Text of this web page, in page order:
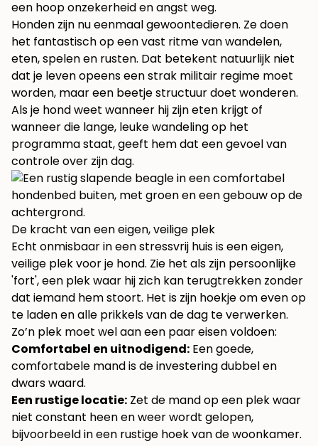
een hoop onzekerheid en angst weg.
Honden zijn nu eenmaal gewoontedieren. Ze doen
het fantastisch op een vast ritme van wandelen,
eten, spelen en rusten. Dat betekent natuurlijk niet
dat je leven opeens een strak militair regime moet
worden, maar een beetje structuur doet wonderen.
Als je hond weet wanneer hij zijn eten krijgt of
wanneer die lange, leuke wandeling op het
programma staat, geeft hem dat een gevoel van
controle over zijn dag.
De kracht van een eigen, veilige plek
Echt onmisbaar in een stressvrij huis is een eigen,
veilige plek voor je hond. Zie het als zijn persoonlijke
'fort', een plek waar hij zich kan terugtrekken zonder
dat iemand hem stoort. Het is zijn hoekje om even op
te laden en alle prikkels van de dag te verwerken.
Zo’n plek moet wel aan een paar eisen voldoen:
Comfortabel en uitnodigend: Een goede,
comfortabele mand is de investering dubbel en
dwars waard.
Een rustige locatie: Zet de mand op een plek waar
niet constant heen en weer wordt gelopen,
bijvoorbeeld in een rustige hoek van de woonkamer.